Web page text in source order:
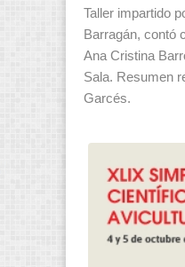
Taller impartido
Barragán, contó
Ana Cristina
Sala. Resumen
Garcés.